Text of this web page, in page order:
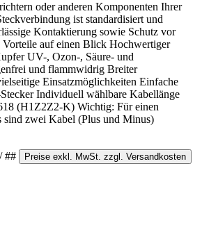
oder anderen Komponenten Ihrer
ist standardisiert und
Kontaktierung sowie Schutz vor
Vorteile auf einen Blick Hochwertiger
UV-, Ozon-, Säure- und
und flammwidrig Breiter
Einsatzmöglichkeiten Einfache
Individuell wählbare Kabellänge
(H1Z2Z2-K) Wichtig: Für einen
sind zwei Kabel (Plus und Minus)
/ ##
Preise exkl. MwSt. zzgl. Versandkosten